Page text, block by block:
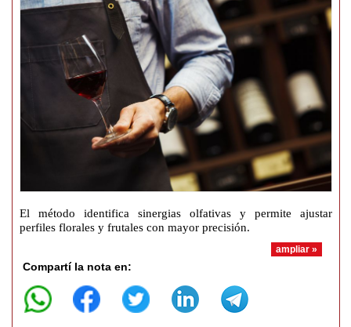
El método identifica sinergias olfativas y permite ajustar
perfiles florales y frutales con mayor precisión.
ampliar »
Compartí la nota en: